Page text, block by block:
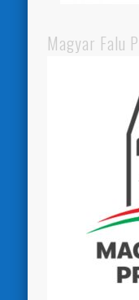
Magyar Falu